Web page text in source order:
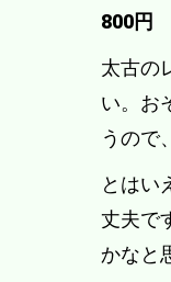
800円
太古の
い。お
うので、
とはい
丈夫で
かなと